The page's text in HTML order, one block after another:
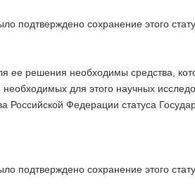
подтверждено сохранение этого
ее решения необходимы средства,
для этого научных
Федерации статуса
подтверждено сохранение этого